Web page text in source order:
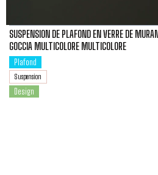
SUSPENSION DE PLAFOND EN VERRE DE
GOCCIA MULTICOLORE MULTICOLORE
Plafond
Suspension
Design